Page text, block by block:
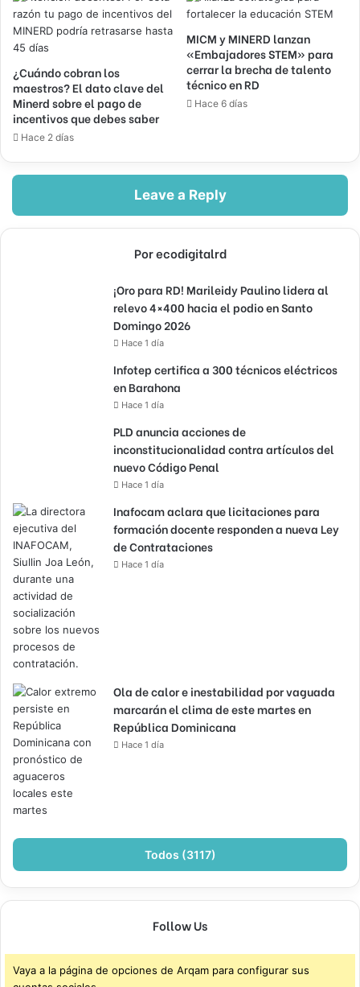
¿Cuándo cobran los
maestros? El dato clave del
Minerd sobre el pago de
incentivos que debes saber
Hace 2 días
MICM y MINERD lanzan
«Embajadores STEM» para
cerrar la brecha de talento
técnico en RD
Hace 6 días
Leave a Reply
Por ecodigitalrd
¡Oro para RD! Marileidy Paulino lidera al
relevo 4×400 hacia el podio en Santo
Domingo 2026
Hace 1 día
Infotep certifica a 300 técnicos eléctricos
en Barahona
Hace 1 día
PLD anuncia acciones de
inconstitucionalidad contra artículos del
nuevo Código Penal
Hace 1 día
Inafocam aclara que licitaciones para
formación docente responden a nueva Ley
de Contrataciones
Hace 1 día
Ola de calor e inestabilidad por vaguada
marcarán el clima de este martes en
República Dominicana
Hace 1 día
Todos (3117)
Follow Us
Vaya a la página de opciones de Arqam para configurar sus